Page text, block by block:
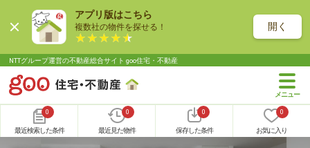
アプリ版はこちら
複数社の物件を探せる！ 開く
NTTグループ運営の不動産総合サイト goo住宅・不動産
0
最近検索した条件
0
最近見た物件
0
保存した条件
0
お気に入り